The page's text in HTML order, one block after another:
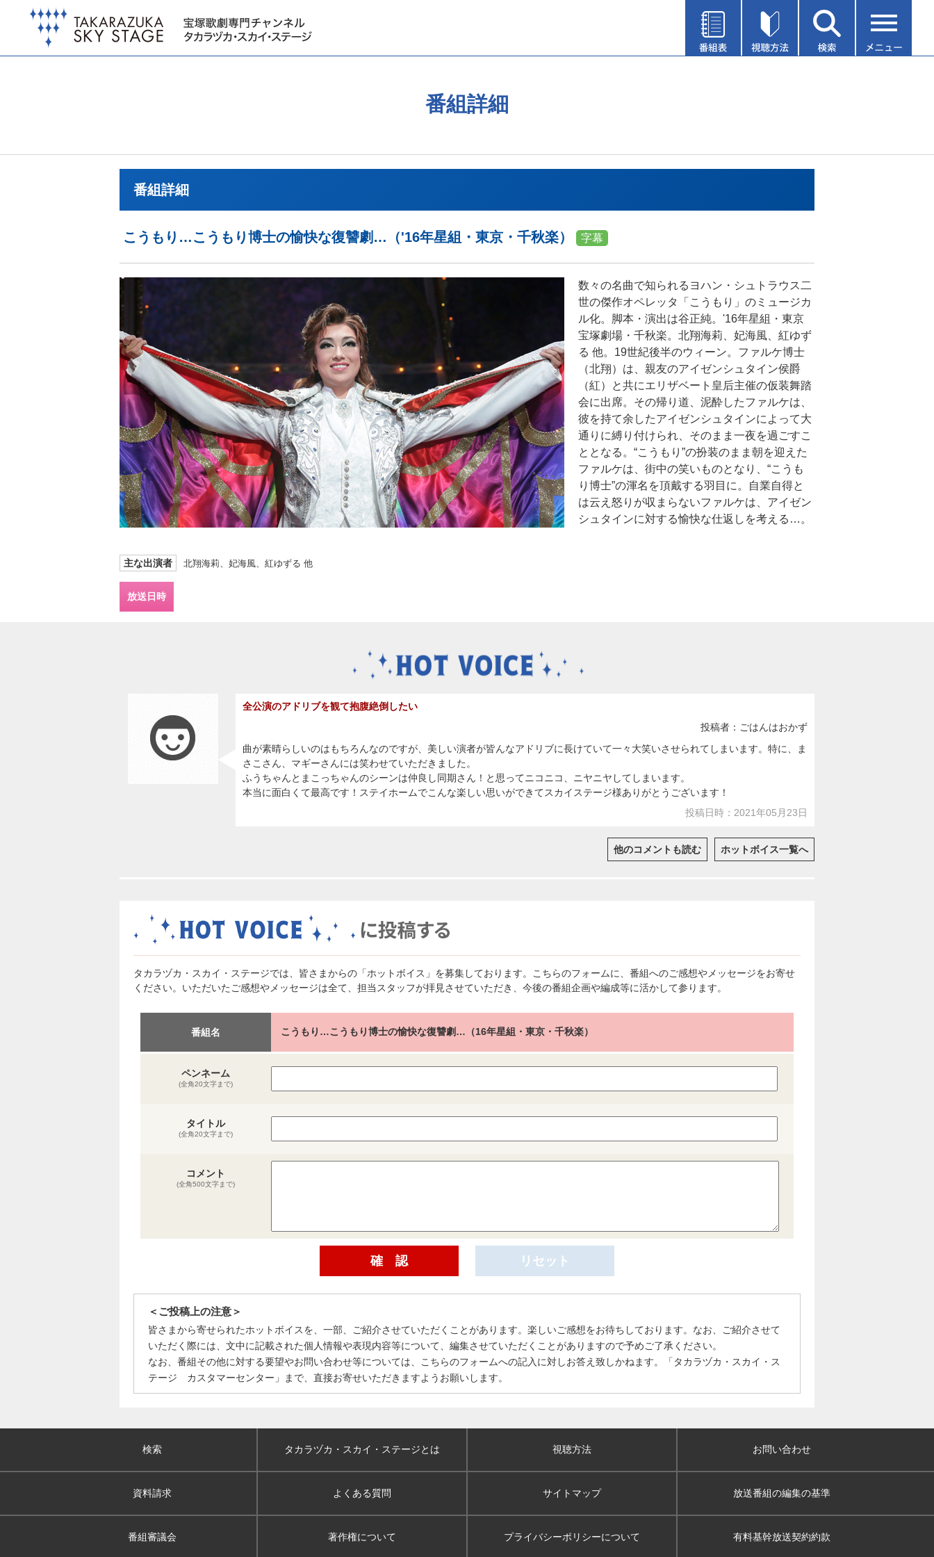
番組詳細
番組詳細
こうもり…こうもり博士の愉快な復讐劇…（'16年星組・東京・千秋楽） 字幕
数々の名曲で知られるヨハン・シュトラウス二
世の傑作オペレッタ「こうもり」のミュージカ
ル化。脚本・演出は谷正純。'16年星組・東京
宝塚劇場・千秋楽。北翔海莉、妃海風、紅ゆず
る 他。19世紀後半のウィーン。ファルケ博士
（北翔）は、親友のアイゼンシュタイン侯爵
（紅）と共にエリザベート皇后主催の仮装舞踏
会に出席。その帰り道、泥酔したファルケは、
彼を持て余したアイゼンシュタインによって大
通りに縛り付けられ、そのまま一夜を過ごすこ
ととなる。“こうもり”の扮装のまま朝を迎えた
ファルケは、街中の笑いものとなり、“こうも
り博士”の渾名を頂戴する羽目に。自業自得と
は云え怒りが収まらないファルケは、アイゼン
シュタインに対する愉快な仕返しを考える…。
主な出演者 北翔海莉、妃海風、紅ゆずる 他
放送日時
全公演のアドリブを観て抱腹絶倒したい
投稿者：ごはんはおかず
曲が素晴らしいのはもちろんなのですが、美しい演者が皆んなアドリブに長けていて一々大笑いさせられてしまいます。特に、ま
さこさん、マギーさんには笑わせていただきました。
ふうちゃんとまこっちゃんのシーンは仲良し同期さん！と思ってニコニコ、ニヤニヤしてしまいます。
本当に面白くて最高です！ステイホームでこんな楽しい思いができてスカイステージ様ありがとうございます！
投稿日時：2021年05月23日
他のコメントも読む ホットボイス一覧へ
タカラヅカ・スカイ・ステージでは、皆さまからの「ホットボイス」を募集しております。こちらのフォームに、番組へのご感想やメッセージをお寄せ
ください。いただいたご感想やメッセージは全て、担当スタッフが拝見させていただき、今後の番組企画や編成等に活かして参ります。
番組名 こうもり…こうもり博士の愉快な復讐劇…（16年星組・東京・千秋楽）
ペンネーム
(全角20文字まで)
タイトル
(全角20文字まで)
コメント
(全角500文字まで)
＜ご投稿上の注意＞
皆さまから寄せられたホットボイスを、一部、ご紹介させていただくことがあります。楽しいご感想をお待ちしております。なお、ご紹介させて
いただく際には、文中に記載された個人情報や表現内容等について、編集させていただくことがありますので予めご了承ください。
なお、番組その他に対する要望やお問い合わせ等については、こちらのフォームへの記入に対しお答え致しかねます。「タカラヅカ・スカイ・ス
テージ カスタマーセンター」まで、直接お寄せいただきますようお願いします。
検索 タカラヅカ・スカイ ・ステージとは 視聴方法 お問い合わせ
資料請求 よくある質問 サイトマップ 放送番組の編集の基準
番組審議会 著作権について プライバシーポリシーについて 有料基幹放送契約約款